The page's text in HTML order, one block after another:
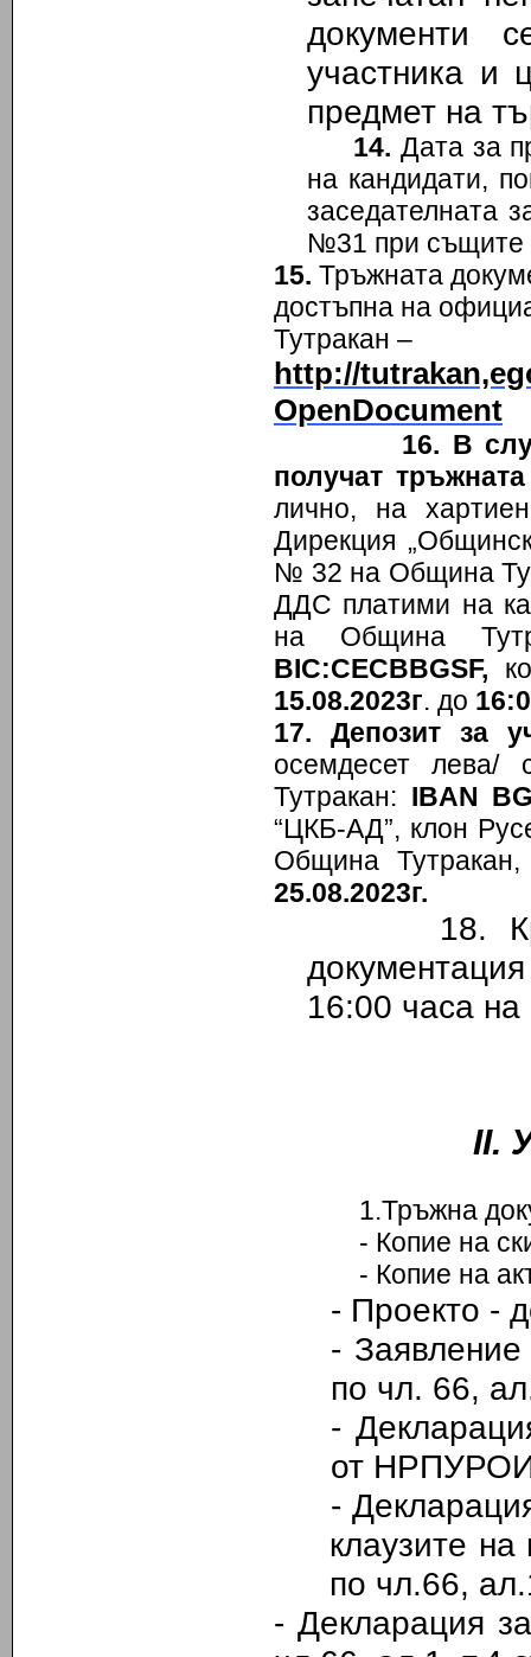
документи
участника и
предмет на
14. Дата за
на кандидати,
заседателната
№31 при същите
15. Тръжната
достъпна на
Тутракан –
http://
OpenDocument
16. В
получат
лично, на
Дирекция
№ 32 на Община
ДДС платими на
на Община
BIC:CECBBGSF,
15.08.2023г. до
17. Депозит за
осемдесет
Тутракан: IBAN
“ЦКБ-АД”, клон
Община
25.08.2023г.
18.
16:00 часа
1.Тръжна
- Копие на
- Копие на акт
- Проекто -
-
по чл. 66,
-
от
-
клаузите
по чл.66,
- Декларация